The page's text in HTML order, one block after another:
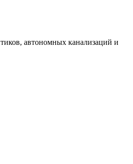
автономных канализаций и